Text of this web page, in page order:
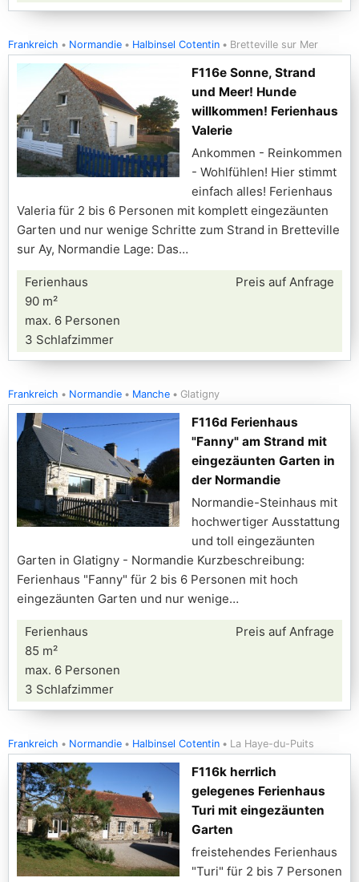
Frankreich Normandie Halbinsel Cotentin Bretteville sur Mer
F116e Sonne, Strand
und Meer! Hunde
willkommen! Ferienhaus
Valerie
Ankommen - Reinkommen
- Wohlfühlen! Hier stimmt
einfach alles! Ferienhaus
Valeria für 2 bis 6 Personen mit komplett eingezäunten
Garten und nur wenige Schritte zum Strand in Bretteville
sur Ay, Normandie Lage: Das
Ferienhaus
90 m²
max. 6 Personen
3 Schlafzimmer
Preis auf Anfrage
Frankreich Normandie Manche Glatigny
F116d Ferienhaus
"Fanny" am Strand mit
eingezäunten Garten in
der Normandie
Normandie-Steinhaus mit
hochwertiger Ausstattung
und toll eingezäunten
Garten in Glatigny - Normandie Kurzbeschreibung:
Ferienhaus "Fanny" für 2 bis 6 Personen mit hoch
eingezäunten Garten und nur wenige
Ferienhaus
85 m²
max. 6 Personen
3 Schlafzimmer
Preis auf Anfrage
Frankreich Normandie Halbinsel Cotentin La Haye-du-Puits
F116k herrlich
gelegenes Ferienhaus
Turi mit eingezäunten
Garten
freistehendes Ferienhaus
"Turi" für 2 bis 7 Personen